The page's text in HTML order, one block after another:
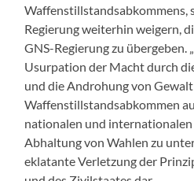
Waffenstillstandsabkommens,
Regierung weiterhin weigern,
GNS-Regierung zu übergeben.
Usurpation der Macht durch
und die Androhung von
Waffenstillstandsabkommen
nationalen und
Abhaltung von Wahlen zu
eklatante Verletzung der